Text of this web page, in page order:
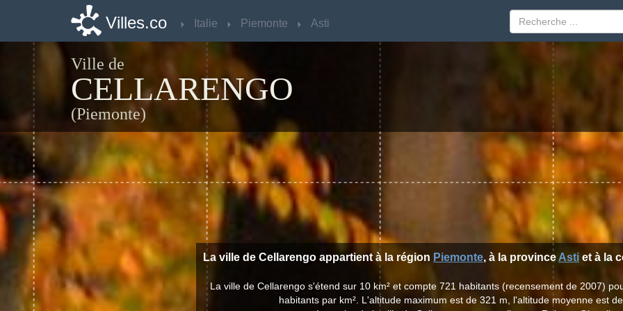
Villes.co Italie Piemonte Asti
Ville de
CELLARENGO
(Piemonte)
La ville de Cellarengo appartient à la région Piemonte, à la province Asti et à la
La ville de Cellarengo s'étend sur 10 km² et compte 721 habitants (recensement de 2007)
habitants par km². L'altitude maximum est de 321 m, l'altitude moyenne est de
Villes.co Italie Piemonte Asti